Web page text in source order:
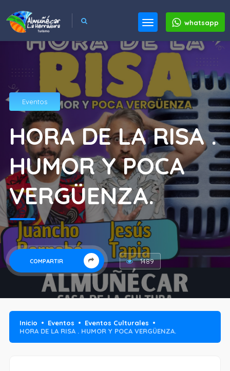
whatsapp
Eventos
HORA DE LA RISA .
HUMOR Y POCA
VERGÜENZA.
COMPARTIR 1489
Inicio Eventos
Eventos Culturales
HORA DE LA RISA . HUMOR Y POCA VERGÜENZA.